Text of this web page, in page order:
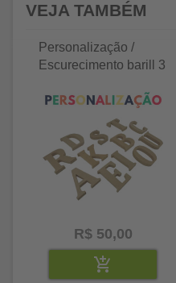
VEJA TAMBÉM
Personalização /
Escurecimento barill 3
R$ 50,00